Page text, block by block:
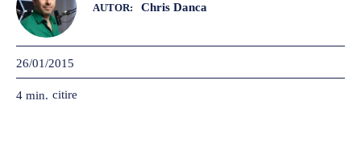
AUTOR: Chris Danca
26/01/2015
4 min. citire